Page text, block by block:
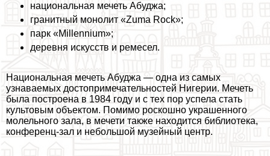
национальная мечеть Абуджа;
гранитный монолит «Zuma Rock»;
парк «Millennium»;
деревня искусств и ремесел.
Национальная мечеть Абуджа — одна из самых
узнаваемых достопримечательностей Нигерии. Мечеть
была построена в 1984 году и с тех пор успела стать
культовым объектом. Помимо роскошно украшенного
молельного зала, в мечети также находится библиотека,
конференц-зал и небольшой музейный центр.